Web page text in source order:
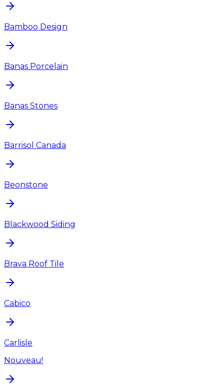
Bamboo Design
Banas Porcelain
Banas Stones
Barrisol Canada
Beonstone
Blackwood Siding
Brava Roof Tile
Cabico
Carlisle
Nouveau!